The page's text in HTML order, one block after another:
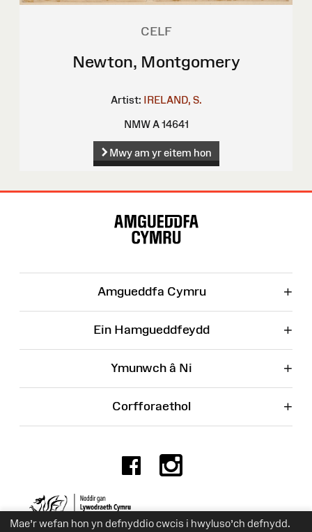
Mae’r wefan hon yn defnyddio cwcis i hwyluso’ch defnydd.
CELF
Newton, Montgomery
Artist: IRELAND, S.
NMW A 14641
Mwy am yr eitem hon
Amgueddfa Cymru +
Ein Hamgueddfeydd +
Ymunwch â Ni +
Corfforaethol +
Facebook
Rhif Elusen 525774